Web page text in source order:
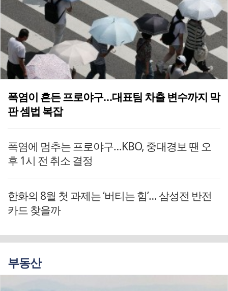
폭염이 흔든 프로야구…대표팀 차출 변수까지 막
판 셈법 복잡
폭염에 멈추는 프로야구…KBO, 중대경보 땐 오
후 1시 전 취소 결정
한화의 8월 첫 과제는 ‘버티는 힘’… 삼성전 반전
카드 찾을까
부동산